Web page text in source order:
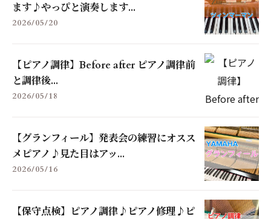
ます♪やっぴと演奏します...
2026/05/20
【ピアノ調律】Before after ピアノ調律前
と調律後...
2026/05/18
【グランフィール】発表会の練習にオスス
メピアノ♪見た目はアッ...
2026/05/16
【保守点検】ピアノ調律♪ピアノ修理♪ピ